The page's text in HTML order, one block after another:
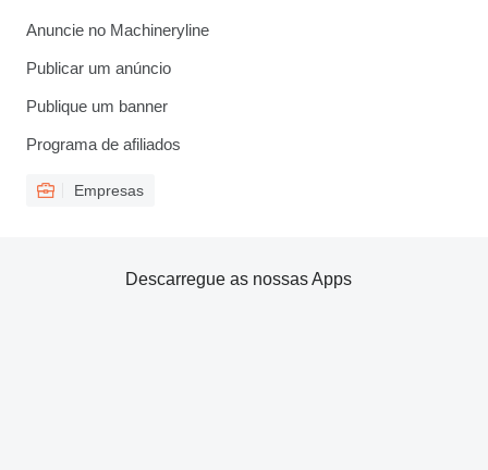
Anuncie no Machineryline
Publicar um anúncio
Publique um banner
Programa de afiliados
Empresas
Descarregue as nossas Apps